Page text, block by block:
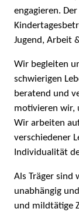
engagieren.
Jugend, Arbeit
Wir begleiten
schwierigen
beratend und
motivieren wir,
Wir arbeiten
verschiedener
Individualität
Als Träger sind
unabhängig
und mildtätige